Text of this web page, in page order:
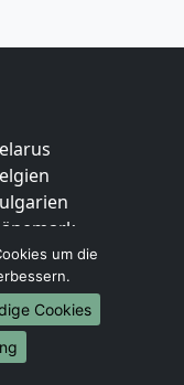
um die
Cookies